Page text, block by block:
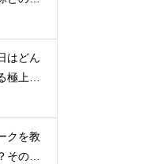
はどん
極上メ
クを教
その理